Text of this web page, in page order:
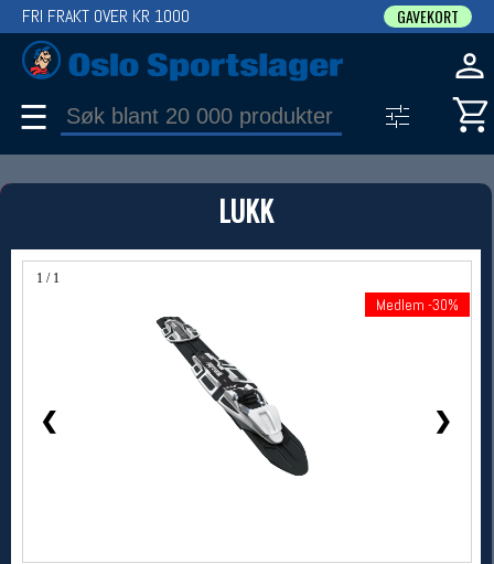
LUKK
1 / 1
❮ ❯
Medlem -30%
FRI FRAKT OVER KR 1000 GAVEKORT
☰
PRODUKT
Produkter (1)
Bruk filter til å spisse søket